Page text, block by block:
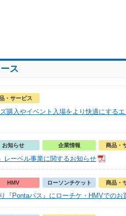
ス
・サービス
購入やイベント入場をより快適にする
お知らせ 企業情報 商品・
レーベル事業に関するお知らせ
HMV ローソンチケット 商品・
『Pontaパス』にローチケ・HMVでの